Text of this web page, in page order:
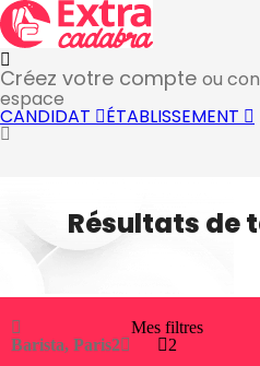
Créez votre compte ou
espace
CANDIDAT ÉTABLISSEMENT
Résultats de
Barista, Paris2
Mes filtres
2